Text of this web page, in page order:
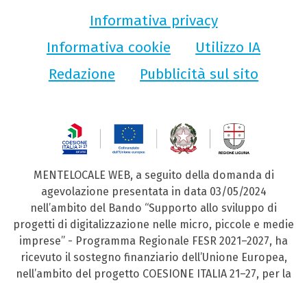
Informativa privacy
Informativa cookie
Utilizzo IA
Redazione
Pubblicità sul sito
MENTELOCALE WEB, a seguito della domanda di
agevolazione presentata in data 03/05/2024
nell’ambito del Bando “Supporto allo sviluppo di
progetti di digitalizzazione nelle micro, piccole e medie
imprese” - Programma Regionale FESR 2021–2027, ha
ricevuto il sostegno finanziario dell’Unione Europea,
nell’ambito del progetto COESIONE ITALIA 21–27, per la